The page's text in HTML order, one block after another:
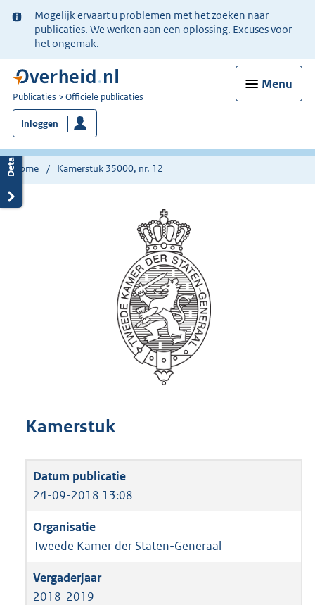
Ter
informatie:
Mogelijk ervaart u problemen met het zoeken naar
publicaties. We werken aan een oplossing. Excuses voor
het ongemak.
Menu
U
bent
nu
hier:
Publicaties Officiële publicaties
Inloggen
Home Kamerstuk 35000, nr. 12
Kamerstuk
24-09-2018 13:08
Tweede Kamer der Staten-Generaal
2018-2019